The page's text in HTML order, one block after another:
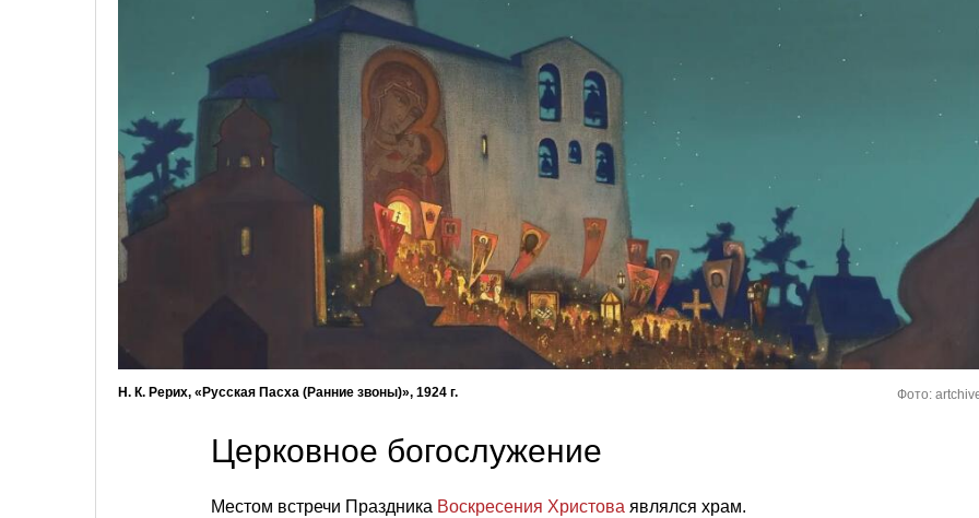
Н. К. Рерих, «Русская Пасха (Ранние звоны)», 1924 г. Фото:
Церковное богослужение
Местом встречи Праздника Воскресения Христова являлся храм.